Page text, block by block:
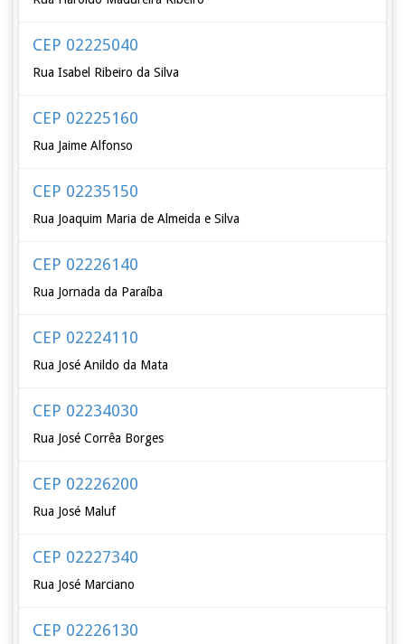
CEP 02225040
Rua Isabel Ribeiro da Silva
CEP 02225160
Rua Jaime Alfonso
CEP 02235150
Rua Joaquim Maria de Almeida e Silva
CEP 02226140
Rua Jornada da Paraíba
CEP 02224110
Rua José Anildo da Mata
CEP 02234030
Rua José Corrêa Borges
CEP 02226200
Rua José Maluf
CEP 02227340
Rua José Marciano
CEP 02226130